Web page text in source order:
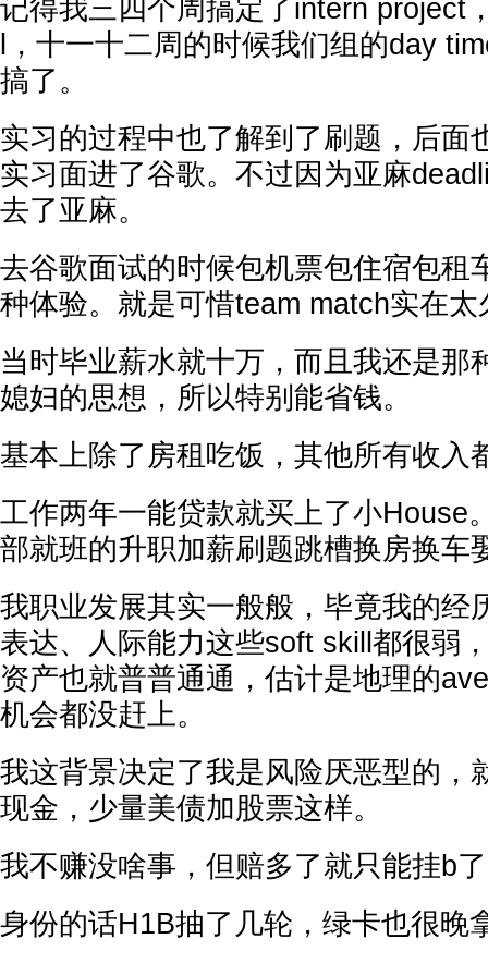
记得我三四个周搞定了intern project
l，十一十二周的时候我们组的day
搞了。
实习的过程中也了解到了刷题，后面
实习面进了谷歌。不过因为亚麻
去了亚麻。
去谷歌面试的时候包机票包住宿包租
种体验。就是可惜team match实在太
当时毕业薪水就十万，而且我还是那
媳妇的思想，所以特别能省钱。
基本上除了房租吃饭，其他所有收入
工作两年一能贷款就买上了小House
部就班的升职加薪刷题跳槽换房换车
我职业发展其实一般般，毕竟我的经
表达、人际能力这些soft skill都很弱
资产也就普普通通，估计是地理的
机会都没赶上。
我这背景决定了我是风险厌恶型的，
现金，少量美债加股票这样。
我不赚没啥事，但赔多了就只能挂b
身份的话H1B抽了几轮，绿卡也很晚